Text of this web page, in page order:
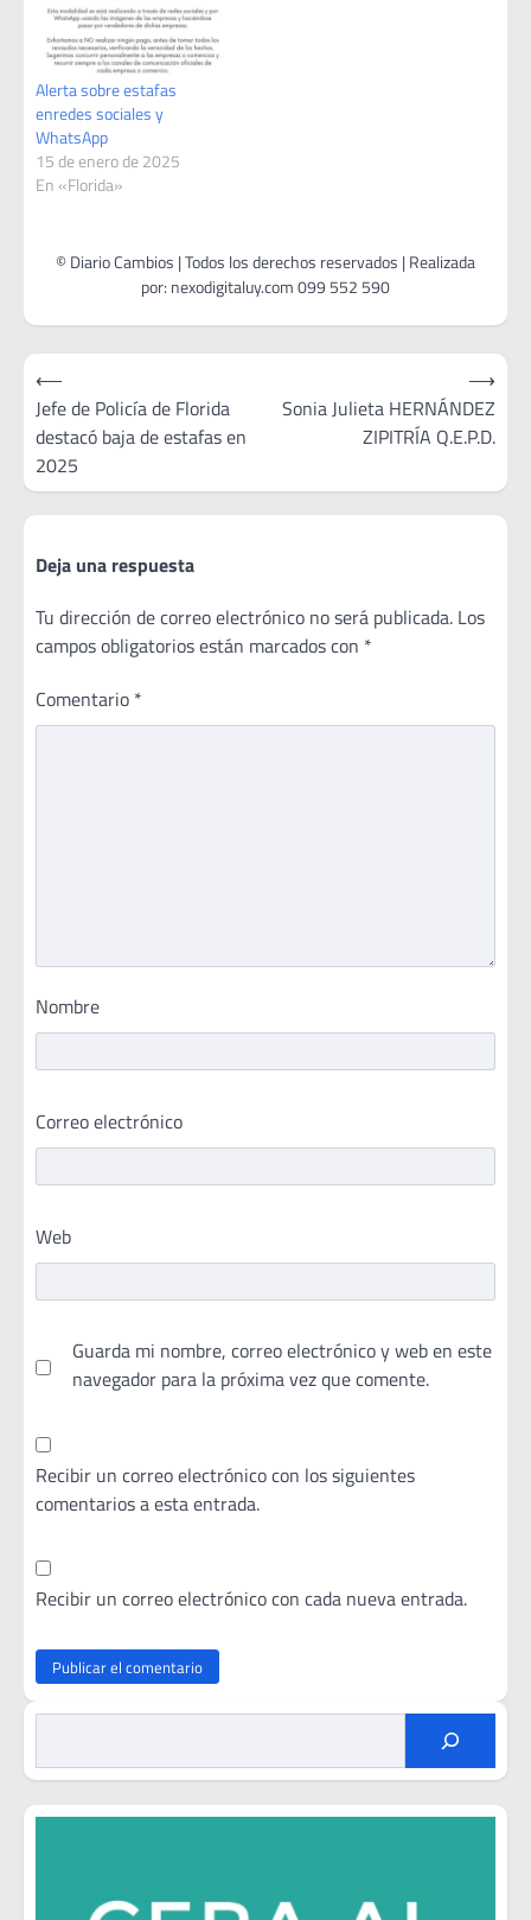
Alerta sobre estafas
enredes sociales y
WhatsApp
15 de enero de 2025
En «Florida»
Navegación
de
entradas
⟵
Jefe de Policía de Florida
destacó baja de estafas en
2025
Sonia Julieta HERNÁNDEZ
ZIPITRÍA Q.E.P.D.
⟶
Deja una respuesta
Tu dirección de correo electrónico no será publicada. Los
campos obligatorios están marcados con *
Comentario *
Nombre
Correo electrónico
Web
Guarda mi nombre, correo electrónico y web en este
navegador para la próxima vez que comente.
Recibir un correo electrónico con los siguientes
comentarios a esta entrada.
Recibir un correo electrónico con cada nueva entrada.